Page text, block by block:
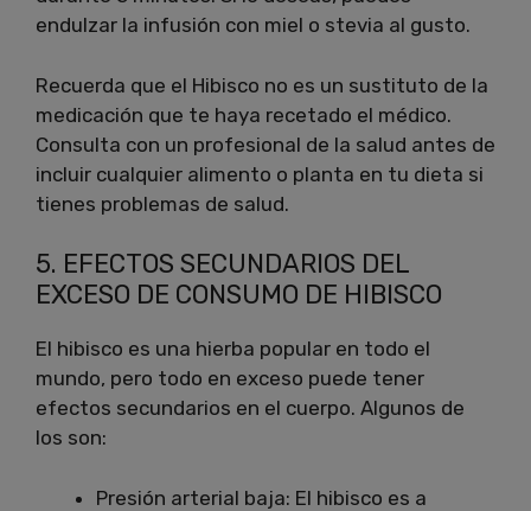
endulzar la infusión con miel o stevia al gusto.
Recuerda que el Hibisco no es un sustituto de la
medicación que te haya recetado el médico.
Consulta con un profesional de la salud antes de
incluir cualquier alimento o planta en tu dieta si
tienes problemas de salud.
5. EFECTOS SECUNDARIOS DEL
EXCESO DE CONSUMO DE HIBISCO
El hibisco es una hierba popular en todo el
mundo, pero todo en exceso puede tener
efectos secundarios en el cuerpo. Algunos de
los son:
Presión arterial baja: El hibisco es a